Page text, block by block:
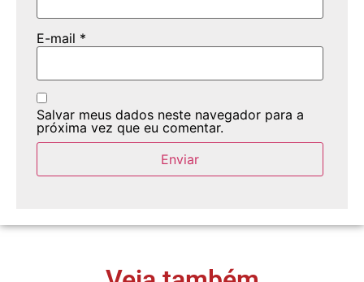
E-mail *
Salvar meus dados neste navegador para a
próxima vez que eu comentar.